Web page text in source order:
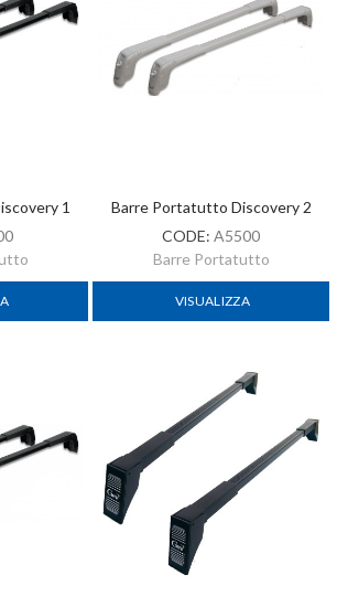
1
Barre Portatutto Discovery 2
CODE: A5500
Barre Portatutto
VISUALIZZA